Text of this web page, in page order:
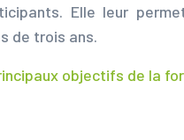
Elle leur
de trois ans.
objectifs de la